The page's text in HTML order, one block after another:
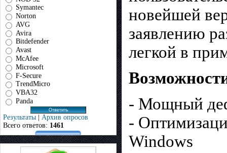
Symantec
Norton
AVG
Avira
Bitdefender
Avast
McAfee
Microsoft
F-Secure
TrendMicro
VBA32
Panda
Результаты | Архив опросов
Всего ответов: 1461
новейшей
заявлению
легкой в
- Мощный
-
Windows